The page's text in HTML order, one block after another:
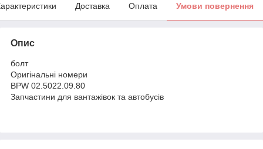
Доставка Оплата Умови повернення
Опис
болт
Оригінальні номери
BPW 02.5022.09.80
Запчастини для вантажівок та автобусів